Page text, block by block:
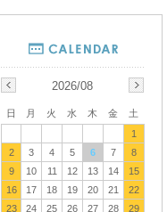
2026/08
日 月 火 水 木 金
土
1
2
3 4 5 6 7
8
9
10 11 12 13 14
15
16
17 18 19 20 21
22
23
24 25 26 27 28
29